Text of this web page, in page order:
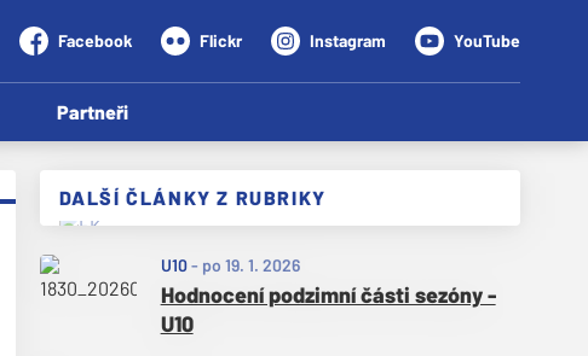
Facebook Flickr Instagram YouTube
Partneři
DALŠÍ ČLÁNKY Z RUBRIKY
U10- po 19. 1. 2026
Hodnocení podzimní části sezóny -
U10